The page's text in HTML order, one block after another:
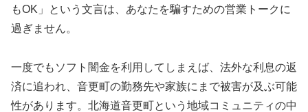
もOK」という文言は、あなたを騙すための営業トークに
過ぎません。
一度でもソフト闇金を利用してしまえば、法外な利息の返
済に追われ、音更町の勤務先や家族にまで被害が及ぶ可能
性があります。北海道音更町という地域コミュニティの中